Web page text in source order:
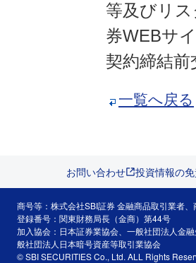
等及びリ
券WEBサ
契約締結
一覧へ戻る
お問い合わせ 投資情報の
商号等：株式会社SBI証券 金融商品取引業者
登録番号：関東財務局長（金商）第44号
加入協会：日本証券業協会、一般社団法人金
般社団法人日本暗号資産等取引業協会
© SBI SECURITIES Co., Ltd. ALL Rights